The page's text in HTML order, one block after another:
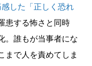
した「正しく恐れ
患する怖さと同時
。誰もが当事者にな
まで人を責めてしま